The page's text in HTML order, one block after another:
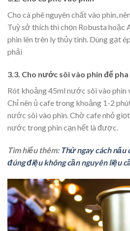
Cho cà phê nguyên chất vào phin,
Tuỳ sở thích thì chọn Robusta
phin lên trên ly thủy tinh. Dùng gạt
phải
3.3. Cho nước sôi vào phin để pha
Rót khoảng 45ml nước sôi vào phin
Chỉ nên ủ cafe trong khoảng 1-2
nước sôi vào phin. Chờ cafe nhỏ
nước trong phin cạn hết là được.
Tìm hiểu thêm: Thử ngay cách nấu
đúng điệu không cần nguyên liệu